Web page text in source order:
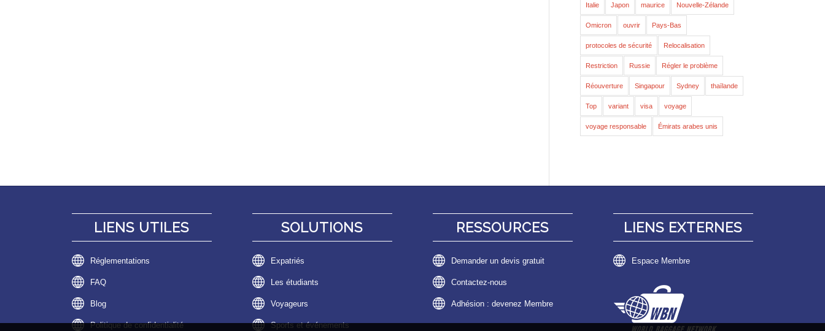
Italie Japon maurice Nouvelle-Zélande
Omicron ouvrir Pays-Bas
protocoles de sécurité Relocalisation
Restriction Russie Régler le problème
Réouverture Singapour Sydney thaïlande
Top variant visa voyage
voyage responsable Émirats arabes unis
LIENS UTILES
Réglementations
FAQ
Blog
Politique de confidentialité
SOLUTIONS
Expatriés
Les étudiants
Voyageurs
Sports et événements
RESSOURCES
Demander un devis gratuit
Contactez-nous
Adhésion : devenez Membre
LIENS EXTERNES
Espace Membre